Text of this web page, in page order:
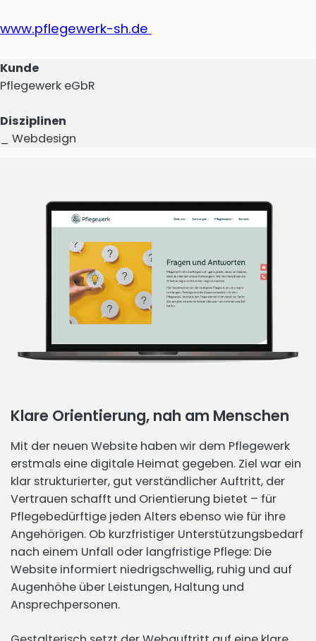
www.pflegewerk-sh.de
Kunde
Pflegewerk eGbR
Disziplinen
_ Webdesign
Klare Orientierung, nah am Menschen
Mit der neuen Website haben wir dem Pflegewerk
erstmals eine digitale Heimat gegeben. Ziel war ein
klar strukturierter, gut verständlicher Auftritt, der
Vertrauen schafft und Orientierung bietet – für
Pflegebedürftige jeden Alters ebenso wie für ihre
Angehörigen. Ob kurzfristiger Unterstützungsbedarf
nach einem Unfall oder langfristige Pflege: Die
Website informiert niedrigschwellig, ruhig und auf
Augenhöhe über Leistungen, Haltung und
Ansprechpersonen.